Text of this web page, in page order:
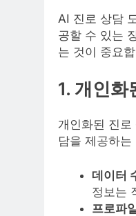
AI 진로 상담
공할 수 있는
는 것이 중요
1. 개인화
개인화된 진
담을 제공하
데이터
정보는
프로파